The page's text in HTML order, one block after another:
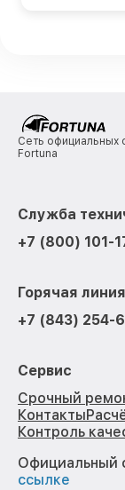
Сеть официальных
Fortuna
Служба
+7 (800) 101-
Горячая линия
+7 (843) 254-
Сервис
Срочный
Контакты
Контроль
Официальный
ссылке